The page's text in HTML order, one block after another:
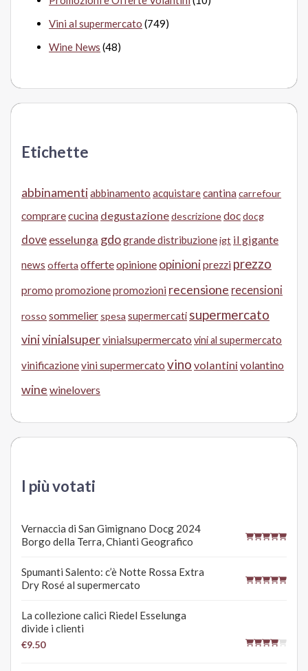
Vini al supermercato (749)
Wine News (48)
Etichette
abbinamentiabbinamento acquistarecantina carrefour
comprarecucina degustazionedescrizionedocdocg
dove esselunga gdogrande distribuzioneigt il gigante
news offerta offerteopinione opinioniprezzi prezzo
promo promozionepromozioni recensione recensioni
rosso sommelier spesa supermercati supermercato
vinivinialsupervinialsupermercato vini al supermercato
vinificazionevini supermercato vino volantini volantino
wine winelovers
I più votati
Vernaccia di San Gimignano Docg 2024
Borgo della Terra, Chianti Geografico
Spumanti Salento: c’è Notte Rossa Extra
Dry Rosé al supermercato
La collezione calici Riedel Esselunga
divide i clienti
€9.50